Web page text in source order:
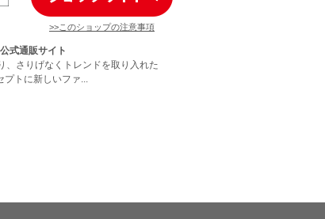
>>このショップの注意事項
式通販サイト
、さりげなくトレンドを取り入れた
トに新しいファ...